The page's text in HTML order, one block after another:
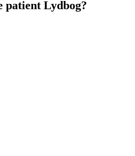
patient Lydbog?